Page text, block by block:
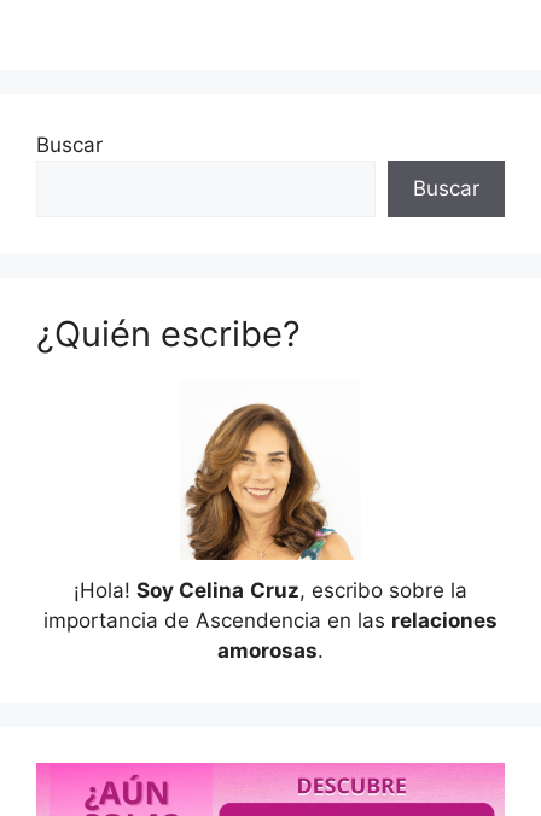
Buscar
Buscar
¿Quién escribe?
¡Hola! Soy Celina Cruz, escribo sobre la
importancia de Ascendencia en las relaciones
amorosas.